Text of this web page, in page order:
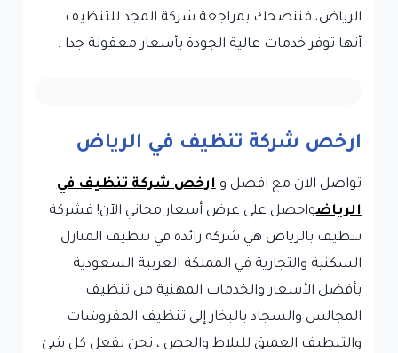
الرياض، فننصحك بمراجعة شركة المجد للتنظيف.
أنها توفر خدمات عالية الجودة بأسعار معقولة جدا .
ارخص شركة تنظيف في الرياض
تواصل الان مع افضل وارخص شركة تنظيف في
الرياضواحصل على عرض أسعار مجاني الآن! فشركة
تنظيف بالرياض هي شركة رائدة في تنظيف المنازل
السكنية والتجارية في المملكة العربية السعودية
بأفضل الأسعار والخدمات المهنية من تنظيف
المجالس والسجاد بالبخار إلى تنظيف المفروشات
والتنظيف العميق للبلاط والجص ، نحن نفعل كل شئ